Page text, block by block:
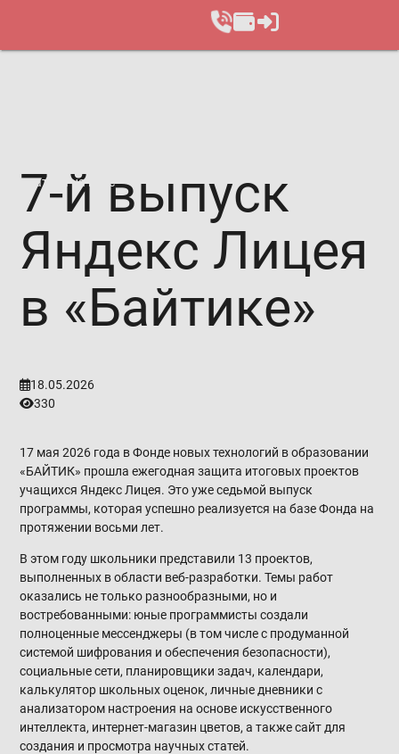
Записаться на курс
7-й выпуск
Яндекс Лицея
в «Байтике»
18.05.2026
330
17 мая 2026 года в Фонде новых технологий в образовании
«БАЙТИК» прошла ежегодная защита итоговых проектов
учащихся Яндекс Лицея. Это уже седьмой выпуск
программы, которая успешно реализуется на базе Фонда на
протяжении восьми лет.
В этом году школьники представили 13 проектов,
выполненных в области веб-разработки. Темы работ
оказались не только разнообразными, но и
востребованными: юные программисты создали
полноценные мессенджеры (в том числе с продуманной
системой шифрования и обеспечения безопасности),
социальные сети, планировщики задач, календари,
калькулятор школьных оценок, личные дневники с
анализатором настроения на основе искусственного
интеллекта, интернет-магазин цветов, а также сайт для
создания и просмотра научных статей.